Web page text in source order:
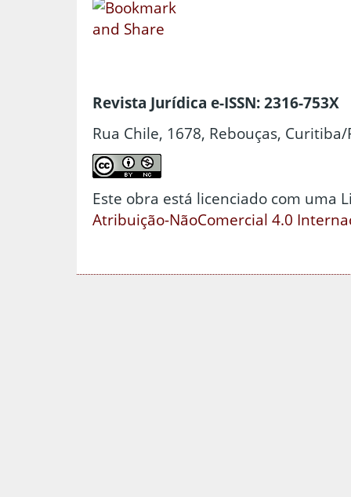
Revista Jurídica e-ISSN: 2316-753X
Rua Chile, 1678, Rebouças, Curitiba/
Este obra está licenciado com uma
Atribuição-NãoComercial 4.0